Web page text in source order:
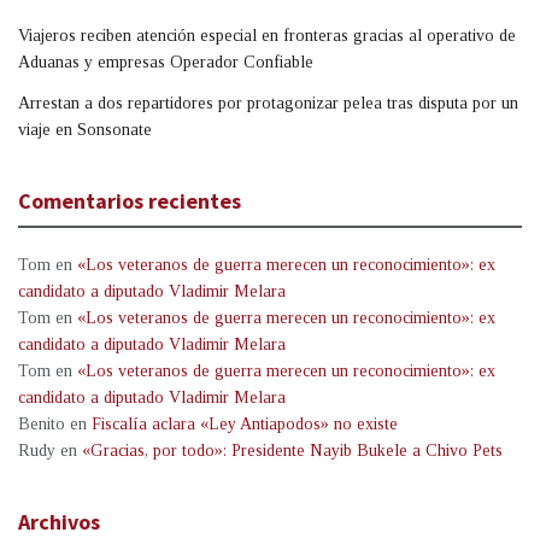
Viajeros reciben atención especial en fronteras gracias al operativo de
Aduanas y empresas Operador Confiable
Arrestan a dos repartidores por protagonizar pelea tras disputa por un
viaje en Sonsonate
Comentarios recientes
Tom en «Los veteranos de guerra merecen un reconocimiento»: ex
candidato a diputado Vladimir Melara
Tom en «Los veteranos de guerra merecen un reconocimiento»: ex
candidato a diputado Vladimir Melara
Tom en «Los veteranos de guerra merecen un reconocimiento»: ex
candidato a diputado Vladimir Melara
Benito en Fiscalía aclara «Ley Antiapodos» no existe
Rudy en «Gracias, por todo»: Presidente Nayib Bukele a Chivo Pets
Archivos